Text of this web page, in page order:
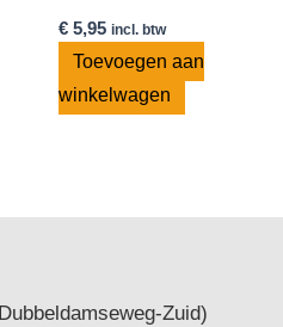
€5,95 incl. btw
Toevoegen aan
winkelwagen
Zuid)